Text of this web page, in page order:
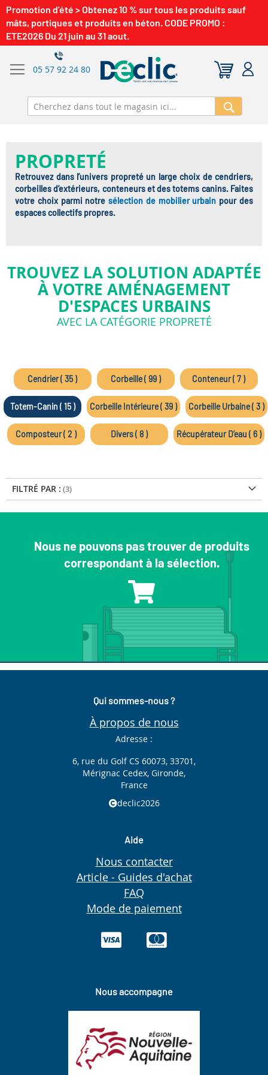
Promotion d'été > Obtenez 10 % sur tous les produits sauf
mâts, portiques et produits en béton. CODE PROMO :
ETE2026 Du 21 juin au 31 aout.
05 57 92 24 80
PROPRETÉ
Retrouvez dans l’univers propreté un large choix de cendriers,
corbeilles d’extérieurs, conteneurs et des totems canins. Faites
votre choix parmi notresélection de mobilier urbain pour des
espaces collectifs propres.
TROUVEZ LA SOLUTION ADAPTÉE
À VOTRE AMÉNAGEMENT
D'ESPACES URBAINS
AVEC LA CATÉGORIE PROPRETÉ
Cendrier ( 35 ) Corbeille ( 99 ) Conteneur ( 7 )
Totem-Canin ( 15 ) Corbeille Intérieure ( 39 ) Corbeille Urbaine ( 3 )
Composteur ( 2 ) Divers ( 8 ) Récupérateur D’eau ( 6 )
Nous ne pouvons pas trouver de produits
correspondant à la sélection.
FILTRÉ PAR :
Qui sommes-nous ?
À propos de nous
Adresse :
6, rue du Golf CS 60073, 33701,
Mérignac Cedex, Gironde,
France
declic2026
Aide
Nous contacter
Article - Guides d'achat
FAQ
Mode de paiement
Nous accompagne